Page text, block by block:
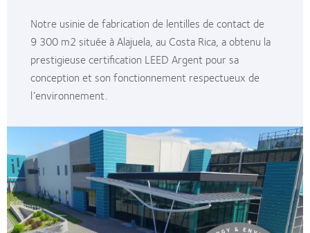
Notre usinie de fabrication de lentilles de contact de
9 300 m2 située à Alajuela, au Costa Rica, a obtenu la
prestigieuse certification LEED Argent pour sa
conception et son fonctionnement respectueux de
l’environnement.